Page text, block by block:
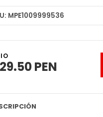
MPE1009999536
PEN